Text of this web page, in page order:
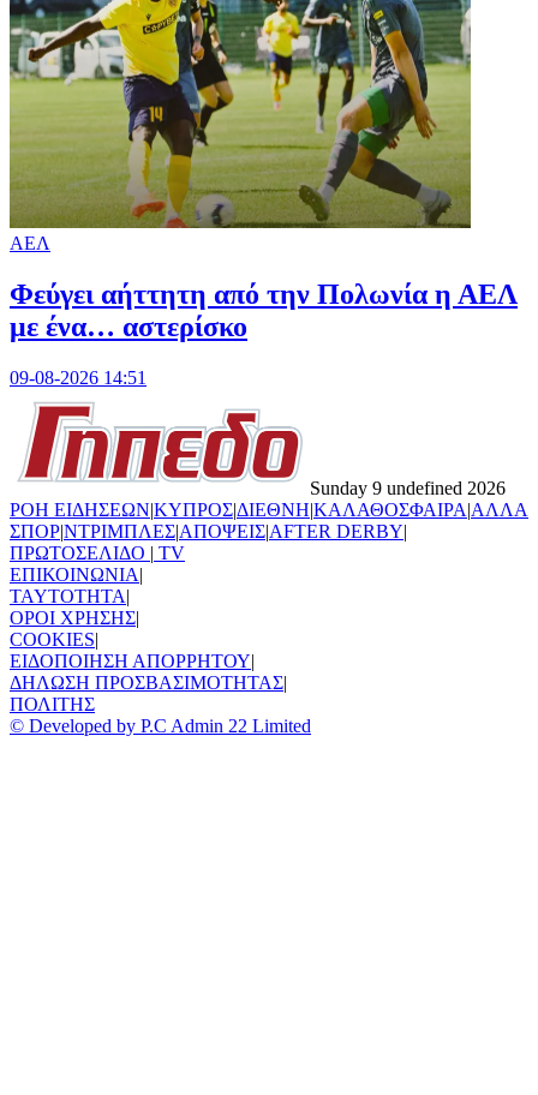
ΑΕΛ
Φεύγει αήττητη από την Πολωνία η ΑΕΛ
με ένα… αστερίσκο
09-08-2026 14:51
Sunday 9 undefined 2026
ΡΟΗ ΕΙΔΗΣΕΩΝ|ΚΥΠΡΟΣ|ΔΙΕΘΝΗ|ΚΑΛΑΘΟΣΦΑΙΡΑ|ΑΛΛΑ
ΣΠΟΡ|ΝΤΡΙΜΠΛΕΣ|ΑΠΟΨΕΙΣ|AFTER DERBY|
ΠΡΩΤΟΣΕΛΙΔΟ | TV
ΕΠΙΚΟΙΝΩΝΙΑ|
TAYTOTHTA|
ΟΡΟΙ ΧΡΗΣΗΣ|
COOKIES|
ΕΙΔΟΠΟΙΗΣΗ ΑΠΟΡΡΗΤΟΥ|
ΔΗΛΩΣΗ ΠΡΟΣΒΑΣΙΜΟΤΗΤΑΣ|
ΠΟΛΙΤΗΣ
© Developed by P.C Admin 22 Limited